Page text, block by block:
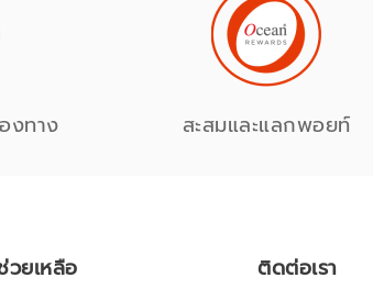
งทาง สะสมและแลกพอยท์
วยเหลือ ติดต่อเรา